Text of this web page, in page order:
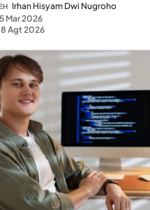
Irhan Hisyam Dwi Nugroho
Mar 2026
Agt 2026